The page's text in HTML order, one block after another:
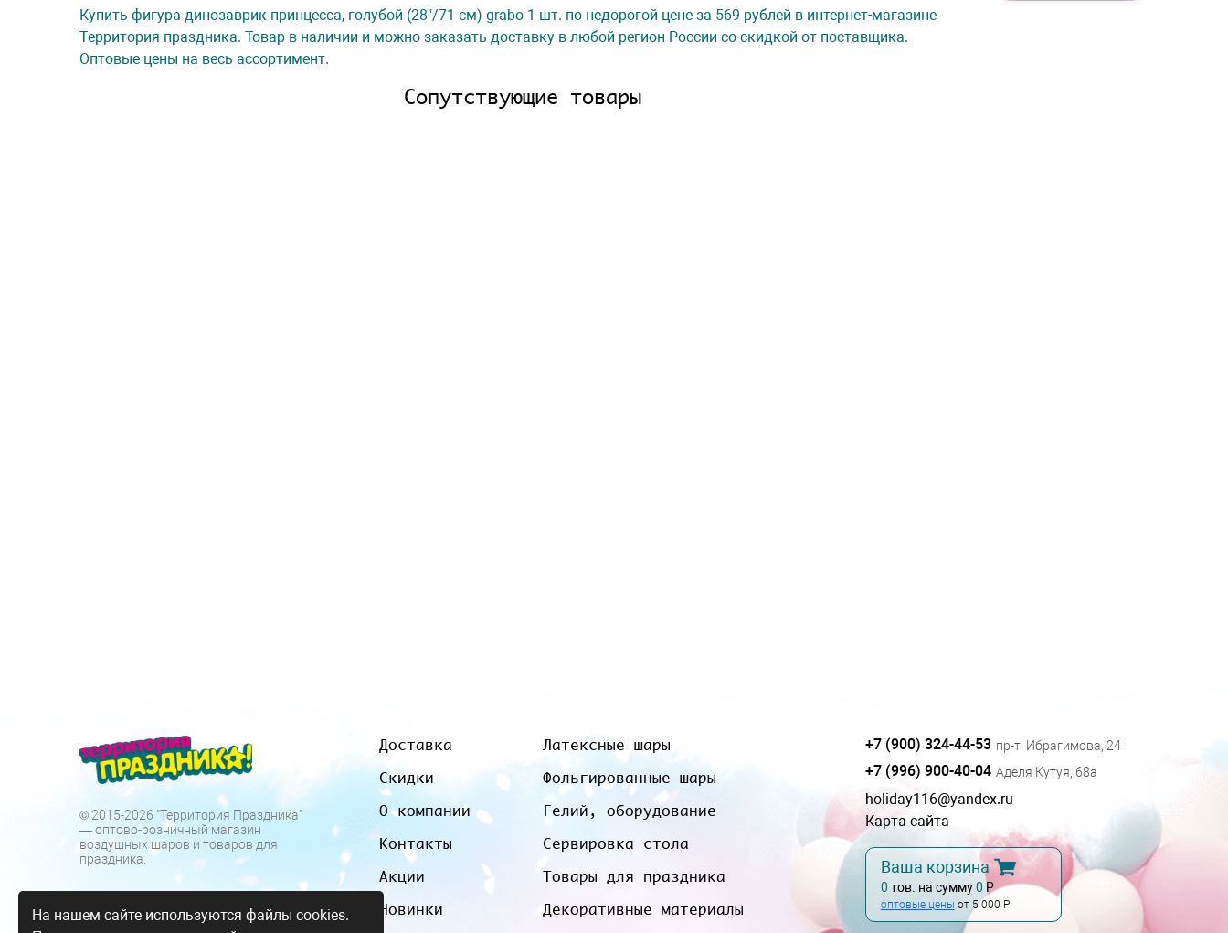
Купить фигура динозаврик принцесса, голубой (28"/71 см) grabo 1 шт. по недорогой цене за 569 рублей в интернет-магазине
Территория праздника. Товар в наличии и можно заказать доставку в любой регион России со скидкой от поставщика.
Оптовые цены на весь ассортимент.
Сопутствующие товары
© 2015-2026 "Территория Праздника"
— оптово-розничный магазин
воздушных шаров и товаров для
праздника.
Доставка
Скидки
О компании
Контакты
Акции
Новинки
Латексные шары
Фольгированные шары
Гелий, оборудование
Сервировка стола
Товары для праздника
Декоративные материалы
+7 (900) 324-44-53 пр-т. Ибрагимова, 24
+7 (996) 900-40-04 Аделя Кутуя, 68а
holiday116@yandex.ru
Карта сайта
Ваша корзина
0 тов. на сумму0 Р
оптовые цены от 5 000 Р
На нашем сайте используются файлы cookies.